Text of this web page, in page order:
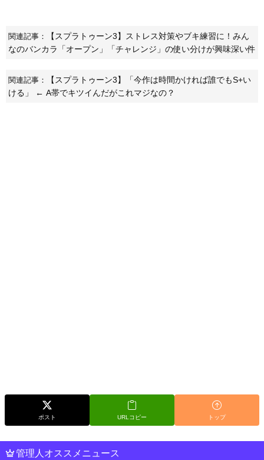
関連記事：
【スプラトゥーン3】ストレス対策やブキ練習に！みん
なのバンカラ「オープン」「チャレンジ」の使い分けが興味深い件
関連記事：
【スプラトゥーン3】「今作は時間かければ誰でもS+い
ける」 ← A帯でキツイんだがこれマジなの？
ポスト URLコピー トップ
管理人オススメニュース